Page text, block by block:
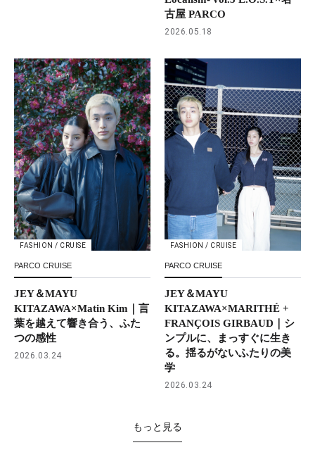
古屋 PARCO
2026.05.18
FASHION / CRUISE
PARCO CRUISE
JEY＆MAYU
KITAZAWA×Matin Kim｜言
葉を越えて響き合う、ふた
つの感性
2026.03.24
FASHION / CRUISE
PARCO CRUISE
JEY＆MAYU
KITAZAWA×MARITHÉ +
FRANÇOIS GIRBAUD｜シ
ンプルに、まっすぐに生き
る。揺るがないふたりの美
学
2026.03.24
もっと見る